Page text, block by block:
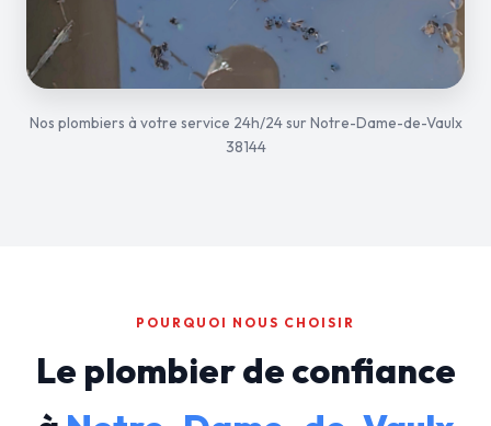
Nos plombiers à votre service 24h/24 sur Notre-Dame-de-Vaulx
38144
POURQUOI NOUS CHOISIR
Le plombier de confiance